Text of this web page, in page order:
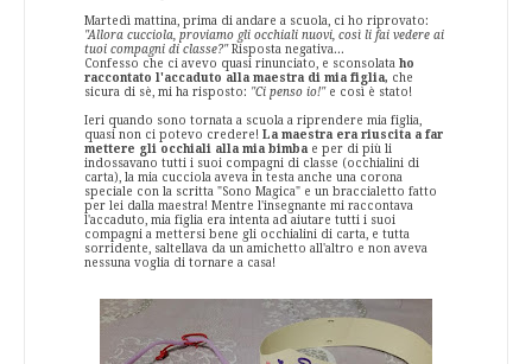
Martedì mattina, prima di andare a scuola, ci ho riprovato:
"Allora cucciola, proviamo gli occhiali nuovi, così li fai vedere ai
tuoi compagni di classe?"Risposta negativa...
Confesso che ci avevo quasi rinunciato, e sconsolata ho
raccontato l'accaduto alla maestra di mia figlia, che
sicura di sè, mi ha risposto: "Ci penso io!" e così è stato!
Ieri quando sono tornata a scuola a riprendere mia figlia,
quasi non ci potevo credere! La maestra era riuscita a far
mettere gli occhiali alla mia bimba e per di più li
indossavano tutti i suoi compagni di classe (occhialini di
carta), la mia cucciola aveva in testa anche una corona
speciale con la scritta "Sono Magica" e un braccialetto fatto
per lei dalla maestra! Mentre l'insegnante mi raccontava
l'accaduto, mia figlia era intenta ad aiutare tutti i suoi
compagni a mettersi bene gli occhialini di carta, e tutta
sorridente, saltellava da un amichetto all'altro e non aveva
nessuna voglia di tornare a casa!